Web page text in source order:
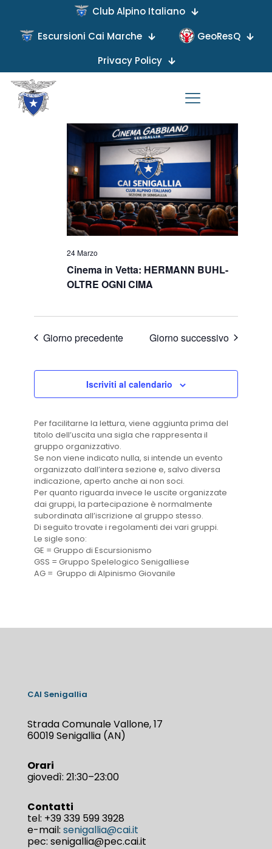
Club Alpino Italiano
Escursioni Cai Marche
GeoResQ
Privacy Policy
Giorno
24/03/2026
Seleziona
la
data.
Giornata intera
24 Marzo
Cinema in Vetta: HERMANN BUHL-
OLTRE OGNI CIMA
Giorno precedente Giorno successivo
Iscriviti al calendario
Per facilitarne la lettura, viene aggiunta prima del
titolo dell’uscita una sigla che rappresenta il
gruppo organizzativo.
Se non viene indicato nulla, si intende un evento
organizzato dall’intera sezione e, salvo diversa
indicazione, aperto anche ai non soci.
Per quanto riguarda invece le uscite organizzate
dai gruppi, la partecipazione è normalmente
subordinata all’iscrizione al gruppo stesso.
Di seguito trovate i regolamenti dei vari gruppi.
Le sigle sono:
GE = Gruppo di Escursionismo
GSS = Gruppo Spelelogico Senigalliese
AG = Gruppo di Alpinismo Giovanile
CAI Senigallia
Strada Comunale Vallone, 17
60019 Senigallia (AN)
Orari
giovedì: 21:30–23:00
Contatti
tel: +39 339 599 3928
e-mail: senigallia@cai.it
pec: senigallia@pec.cai.it